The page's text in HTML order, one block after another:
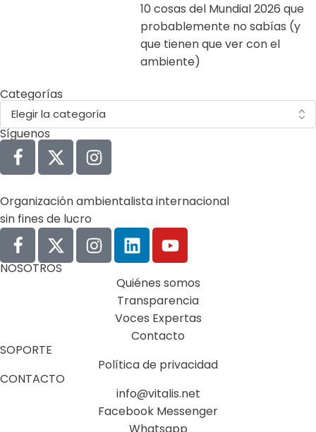
10 cosas del Mundial 2026 que
probablemente no sabías (y
que tienen que ver con el
ambiente)
Categorías
Síguenos
Organización ambientalista internacional
sin fines de lucro
NOSOTROS
Quiénes somos
Transparencia
Voces Expertas
Contacto
SOPORTE
Política de privacidad
CONTACTO
info@vitalis.net
Facebook Messenger